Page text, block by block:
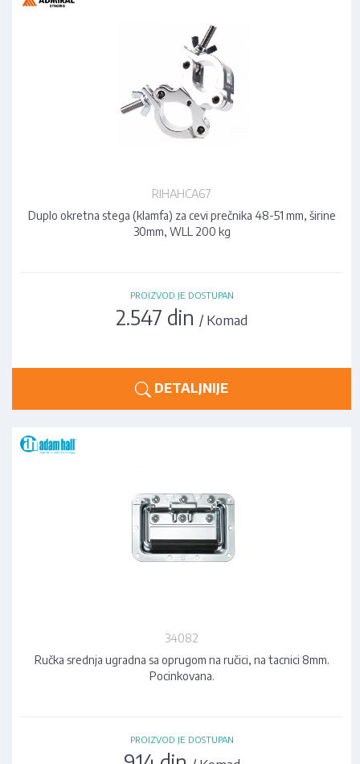
RIHAHCA67
Duplo okretna stega (klamfa) za cevi prečnika 48-51 mm, širine
30mm, WLL 200 kg
PROIZVOD JE DOSTUPAN
2.547 din/ Komad
DETALJNIJE
34082
Ručka srednja ugradna sa oprugom na ručici, na tacnici 8mm.
Pocinkovana.
PROIZVOD JE DOSTUPAN